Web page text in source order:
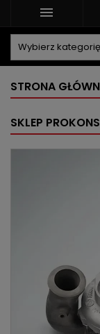

STRONA
SKLEP